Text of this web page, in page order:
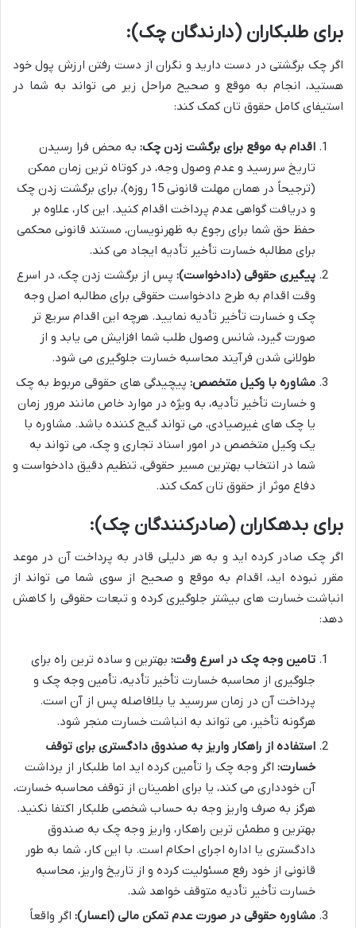
برای طلبکاران (دارندگان چک):
اگر چک برگشتی در دست دارید و نگران از دست رفتن ارزش پول خود
هستید، انجام به موقع و صحیح مراحل زیر می تواند به شما در
استیفای کامل حقوق تان کمک کند:
اقدام به موقع برای برگشت زدن چک: به محض فرا رسیدن
تاریخ سررسید و عدم وصول وجه، در کوتاه ترین زمان ممکن
(ترجیحاً در همان مهلت قانونی 15 روزه)، برای برگشت زدن چک
و دریافت گواهی عدم پرداخت اقدام کنید. این کار، علاوه بر
حفظ حق شما برای رجوع به ظهرنویسان، مستند قانونی محکمی
برای مطالبه خسارت تأخیر تأدیه ایجاد می کند.
پیگیری حقوقی (دادخواست): پس از برگشت زدن چک، در اسرع
وقت اقدام به طرح دادخواست حقوقی برای مطالبه اصل وجه
چک و خسارت تأخیر تأدیه نمایید. هرچه این اقدام سریع تر
صورت گیرد، شانس وصول طلب شما افزایش می یابد و از
طولانی شدن فرآیند محاسبه خسارت جلوگیری می شود.
مشاوره با وکیل متخصص: پیچیدگی های حقوقی مربوط به چک
و خسارت تأخیر تأدیه، به ویژه در موارد خاص مانند مرور زمان
یا چک های غیرصیادی، می تواند گیج کننده باشد. مشاوره با
یک وکیل متخصص در امور اسناد تجاری و چک، می تواند به
شما در انتخاب بهترین مسیر حقوقی، تنظیم دقیق دادخواست و
دفاع موثر از حقوق تان کمک کند.
برای بدهکاران (صادرکنندگان چک):
اگر چک صادر کرده اید و به هر دلیلی قادر به پرداخت آن در موعد
مقرر نبوده اید، اقدام به موقع و صحیح از سوی شما می تواند از
انباشت خسارت های بیشتر جلوگیری کرده و تبعات حقوقی را کاهش
دهد:
تامین وجه چک در اسرع وقت: بهترین و ساده ترین راه برای
جلوگیری از محاسبه خسارت تأخیر تأدیه، تأمین وجه چک و
پرداخت آن در زمان سررسید یا بلافاصله پس از آن است.
هرگونه تأخیر، می تواند به انباشت خسارت منجر شود.
استفاده از راهکار واریز به صندوق دادگستری برای توقف
خسارت: اگر وجه چک را تأمین کرده اید اما طلبکار از برداشت
آن خودداری می کند، یا برای اطمینان از توقف محاسبه خسارت،
هرگز به صرف واریز وجه به حساب شخصی طلبکار اکتفا نکنید.
بهترین و مطمئن ترین راهکار، واریز وجه چک به صندوق
دادگستری یا اداره اجرای احکام است. با این کار، شما به طور
قانونی از خود رفع مسئولیت کرده و از تاریخ واریز، محاسبه
خسارت تأخیر تأدیه متوقف خواهد شد.
مشاوره حقوقی در صورت عدم تمکن مالی (اعسار): اگر واقعاً